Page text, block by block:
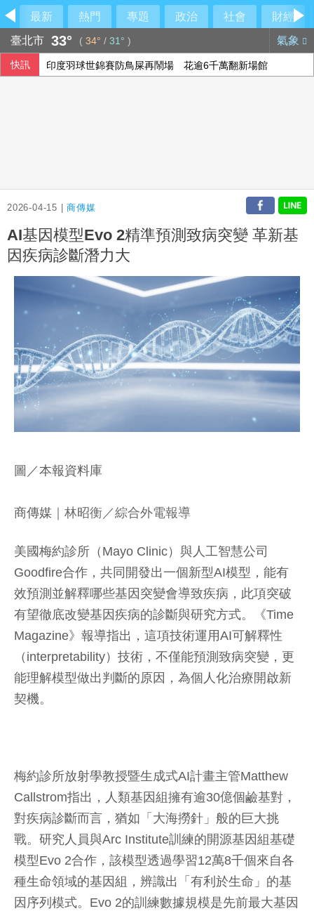
最新 熱門 專題 政治 社會
財經
臺北市 33° ( 34° / 31° ) 氣象
快訊 印度羽球世錦賽防鳥屎再鬧場 花逾6千萬翻新場館
2026-04-15 |商傳媒
AI基因模型Evo 2精準預測致病突變 革新基
因疾病診斷潛力大
圖／本報資料庫
商傳媒 ｜林昭衡／綜合外電報導
美國梅約診所（Mayo Clinic）與人工智慧公司
Goodfire合作，共同開發出一個新型AI模型，能有
效預測並解釋哪些基因突變會導致疾病，此項突破
有望徹底改變基因疾病的診斷與研究方式。《Time
Magazine》報導指出，這項技術運用AI可解釋性
（interpretability）技術，不僅能預測致病突變，更
能理解模型做出判斷的原因，為個人化治療開啟新
契機。
梅約診所放射學教授暨生成式AI計畫主管Matthew
Callstrom指出，人類基因組擁有逾30億個鹼基對，
對疾病診斷而言，猶如「大海撈針」般的巨大挑
戰。研究人員與Arc Institute訓練的開源基因組基礎
模型Evo 2合作，該模型透過學習12萬8千個來自各
種生命領域的基因組，辨識出「有利於生命」的基
因序列模式。Evo 2的訓練數據規模是先前最大基因